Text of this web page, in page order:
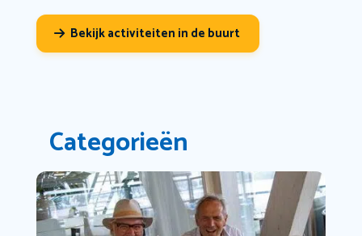
Bekijk activiteiten in de buurt
Categorieën